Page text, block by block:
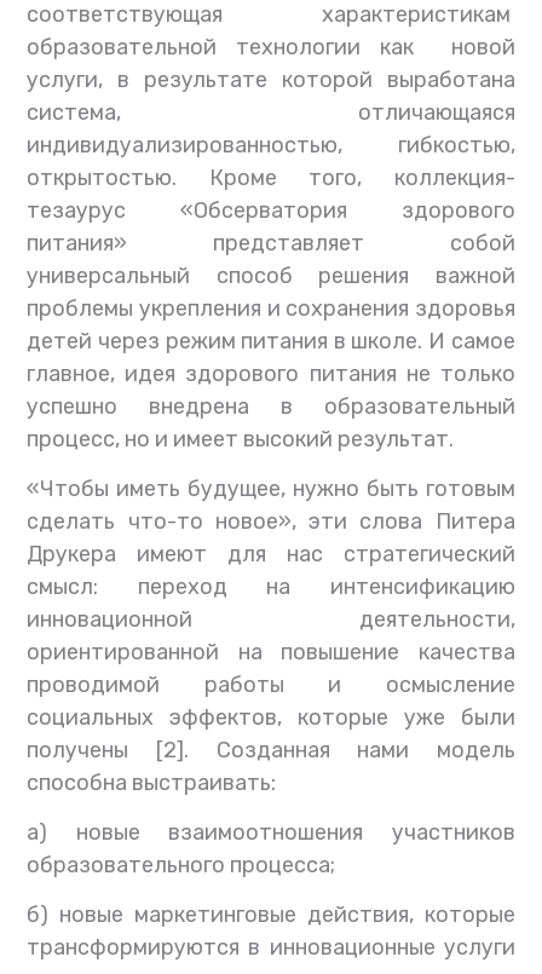
соответствующая характеристикам
образовательной технологии как новой
услуги, в результате которой выработана
система, отличающаяся
индивидуализированностью, гибкостью,
открытостью. Кроме того, коллекция-
тезаурус «Обсерватория здорового
питания» представляет собой
универсальный способ решения важной
проблемы укрепления и сохранения здоровья
детей через режим питания в школе. И самое
главное, идея здорового питания не только
успешно внедрена в образовательный
процесс, но и имеет высокий результат.
«Чтобы иметь будущее, нужно быть готовым
сделать что-то новое», эти слова Питера
Друкера имеют для нас стратегический
смысл: переход на интенсификацию
инновационной деятельности,
ориентированной на повышение качества
проводимой работы и осмысление
социальных эффектов, которые уже были
получены [2]. Созданная нами модель
способна выстраивать:
а) новые взаимоотношения участников
образовательного процесса;
б) новые маркетинговые действия, которые
трансформируются в инновационные услуги